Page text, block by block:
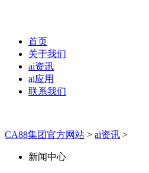
首页
关于我们
ai资讯
ai应用
联系我们
CA88集团官方网站 > ai资讯 >
新闻中心